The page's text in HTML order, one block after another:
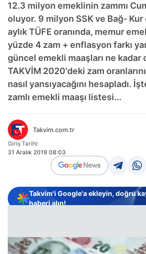
12.3 milyon emeklinin zammı
oluyor. 9 milyon SSK ve Bağ-
aylık TÜFE oranında, memur
yüzde 4 zam + enflasyon farkı
güncel emekli maaşları ne kadar
TAKVİM 2020'deki zam
nasıl yansıyacağını hesapladı.
zamlı emekli maaşı listesi...
Takvim.com.tr
Giriş Tarihi:
31 Aralık 2019 08:03
Takvim'i Google'a ekleyin, doğru
haberi alın!